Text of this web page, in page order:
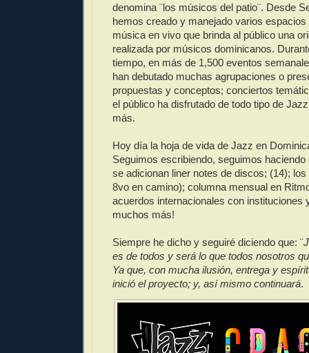
denomina ¨los músicos del patio¨. Desde
hemos creado y manejado varios
música en vivo que brinda al público una
realizada por músicos dominicanos.
tiempo, en más de 1,500 eventos
han debutado muchas agrupaciones o
propuestas y conceptos; conciertos
el público ha disfrutado de todo tipo de
más.
Hoy día la hoja de vida de Jazz en
Seguimos escribiendo, seguimos
se adicionan liner notes de discos; (14);
8vo en camino); columna mensual en
acuerdos internacionales con instituciones
muchos más!
Siempre he dicho y seguiré diciendo que: ¨
es de todos y será lo que todos nosotros
Ya que, con mucha ilusión, entrega y
inició el proyecto; y, así mismo continuará.